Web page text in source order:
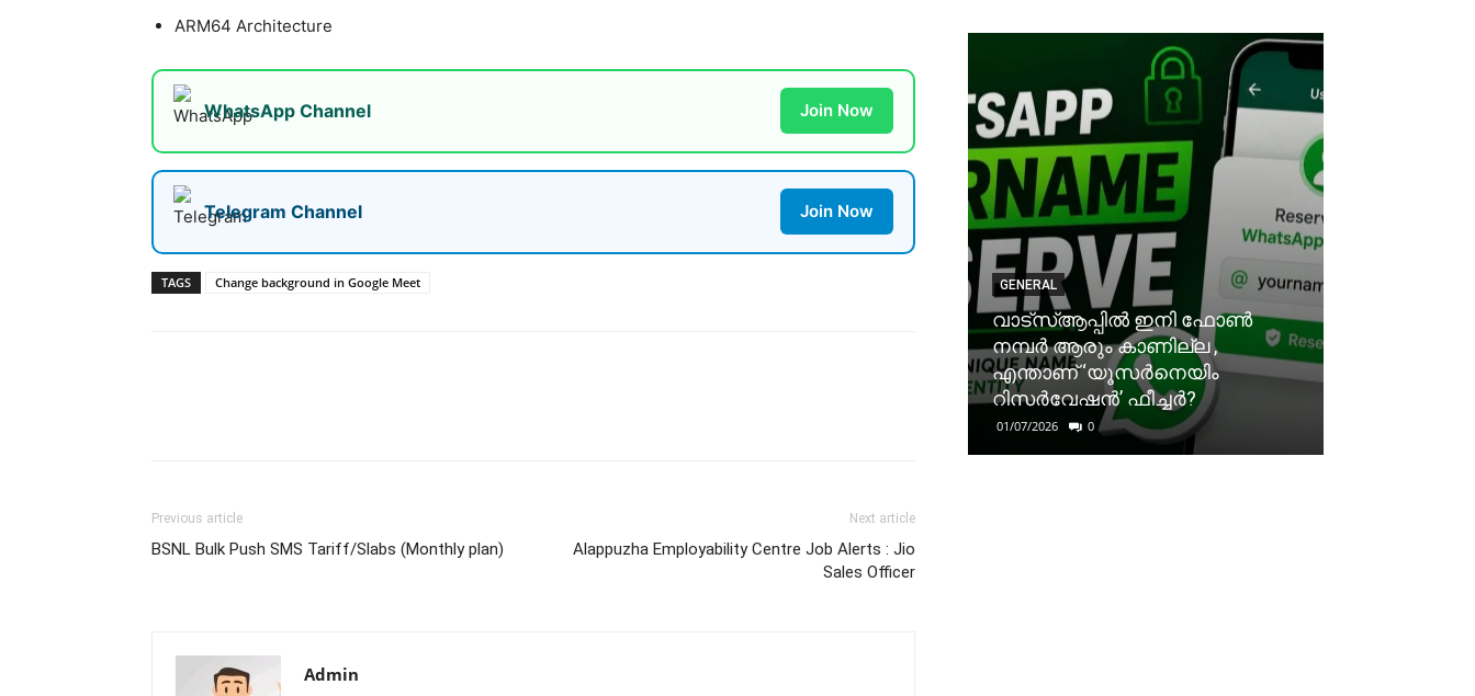
ARM64 Architecture
WhatsApp Channel Join Now
Telegram Channel Join Now
TAGS Change background in Google Meet
Previous article
BSNL Bulk Push SMS Tariff/Slabs (Monthly plan)
Next article
Alappuzha Employability Centre Job Alerts : Jio
Sales Officer
Admin
GENERAL
വാട്‌സ്ആപ്പിൽ ഇനി ഫോൺ
നമ്പർ ആരും കാണില്ല ,
എന്താണ് ‘യൂസർനെയിം
റിസർവേഷൻ’ ഫീച്ചർ?
01/07/2026 0